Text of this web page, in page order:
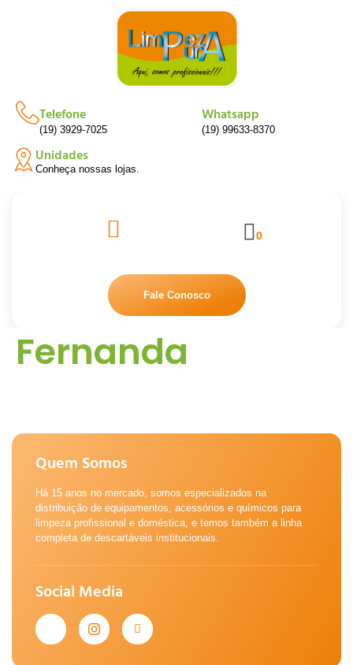
Telefone
(19) 3929-7025
Whatsapp
(19) 99633-8370
Unidades
Conheça nossas lojas.
0
Fale Conosco
Fernanda
Quem Somos
Há 15 anos no mercado, somos especializados na
distribuição de equipamentos, acessórios e químicos para
limpeza profissional e doméstica, e temos também a linha
completa de descartáveis institucionais.
Social Media